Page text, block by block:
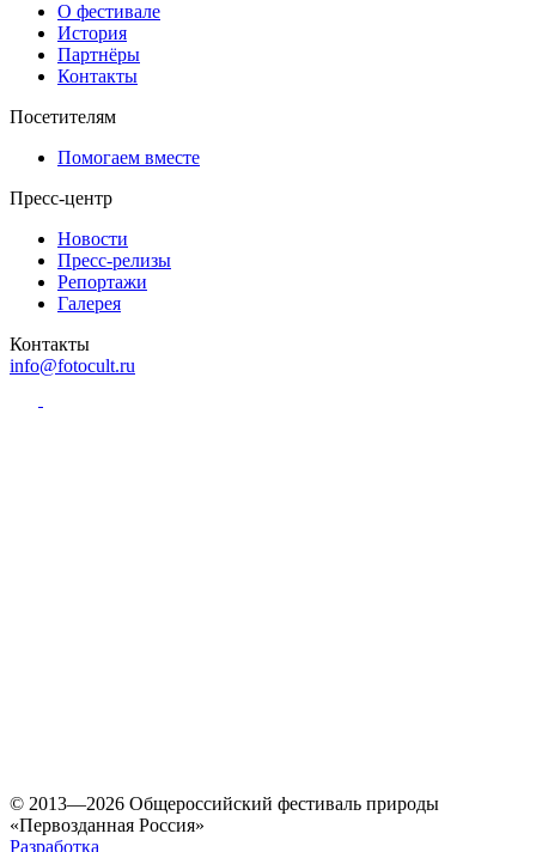
О фестивале
История
Партнёры
Контакты
Посетителям
Помогаем вместе
Пресс-центр
Новости
Пресс-релизы
Репортажи
Галерея
Контакты
info@fotocult.ru
© 2013—2026 Общероссийский фестиваль природы
«Первозданная Россия»
Разработка